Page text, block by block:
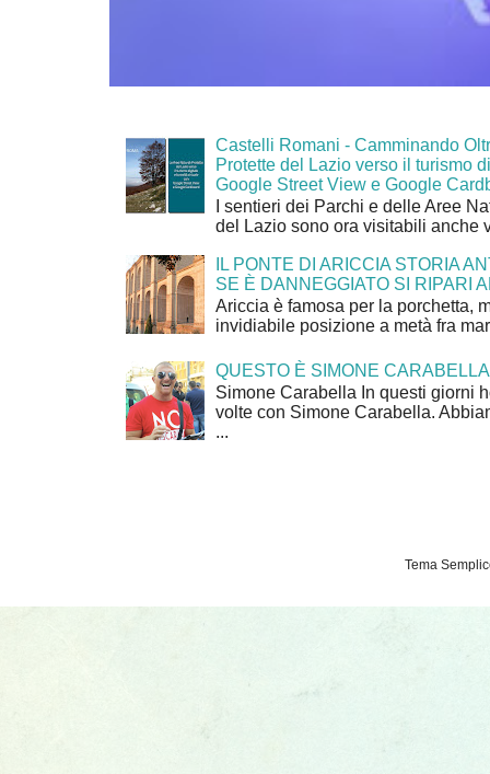
Castelli Romani - Camminando
Protette del Lazio verso il turismo
Google Street View e Google
I sentieri dei Parchi e delle Aree
del Lazio sono ora visitabili anche
IL PONTE DI ARICCIA STORIA
SE È DANNEGGIATO SI RIPARI
Ariccia è famosa per la porchetta,
invidiabile posizione a metà fra
QUESTO È SIMONE CARABELLA
Simone Carabella In questi giorni
volte con Simone Carabella.
...
Tema